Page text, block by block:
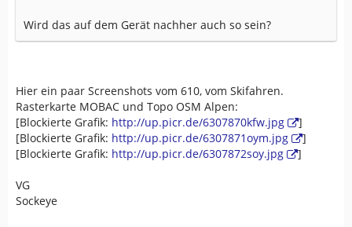
Wird das auf dem Gerät nachher auch so sein?
Hier ein paar Screenshots vom 610, vom Skifahren.
Rasterkarte MOBAC und Topo OSM Alpen:
[Blockierte Grafik: http://up.picr.de/6307870kfw.jpg
]
[Blockierte Grafik: http://up.picr.de/6307871oym.jpg
]
[Blockierte Grafik: http://up.picr.de/6307872soy.jpg ]
VG
Sockeye